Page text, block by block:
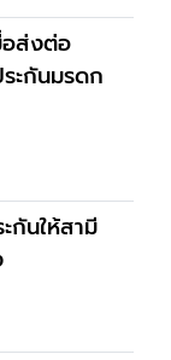
อส่งต่อ
ะกันมรดก
กันให้สามี